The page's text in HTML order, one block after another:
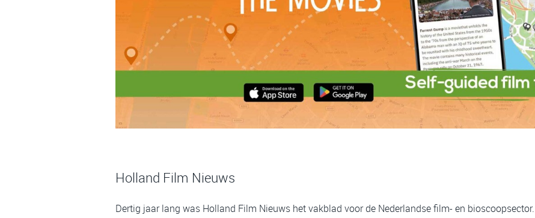
Holland Film Nieuws
Dertig jaar lang was Holland Film Nieuws het vakblad voor de Nederlandse film- en